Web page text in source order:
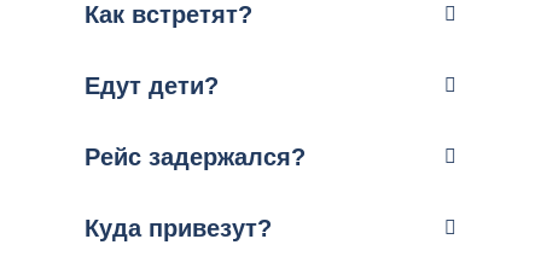
Как встретят?
Едут дети?
Рейс задержался?
Куда привезут?